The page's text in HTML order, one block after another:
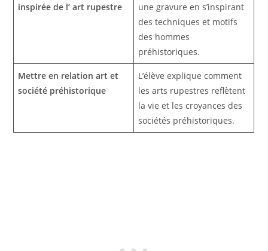
inspirée de l’ art rupestre
une gravure en s’inspirant
des techniques et motifs
des hommes
préhistoriques.
Mettre en relation art et
société préhistorique
L’élève explique comment
les arts rupestres reflètent
la vie et les croyances des
sociétés préhistoriques.